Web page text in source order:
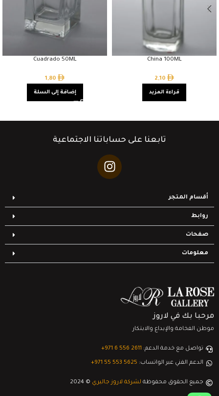
China 100ML
2,10
قراءة المزيد
Cuadrado 50ML
1,80
إضافة إلى السلة
تابعنا على حساباتنا الاجتماعية
أقسام المتجر
روابط
صفحات
معلومات
مرحبا بك في لاروز
موطن الفخامة والإبداع والابتكار
تواصل مع خدمة الدعم: ‎+971 6 556 2611
الدعم الفني عبر الواتساب: ‎+971 55 553 5625
جميع الحقوق محفوظة لشركة لاروز جاليري © 2024